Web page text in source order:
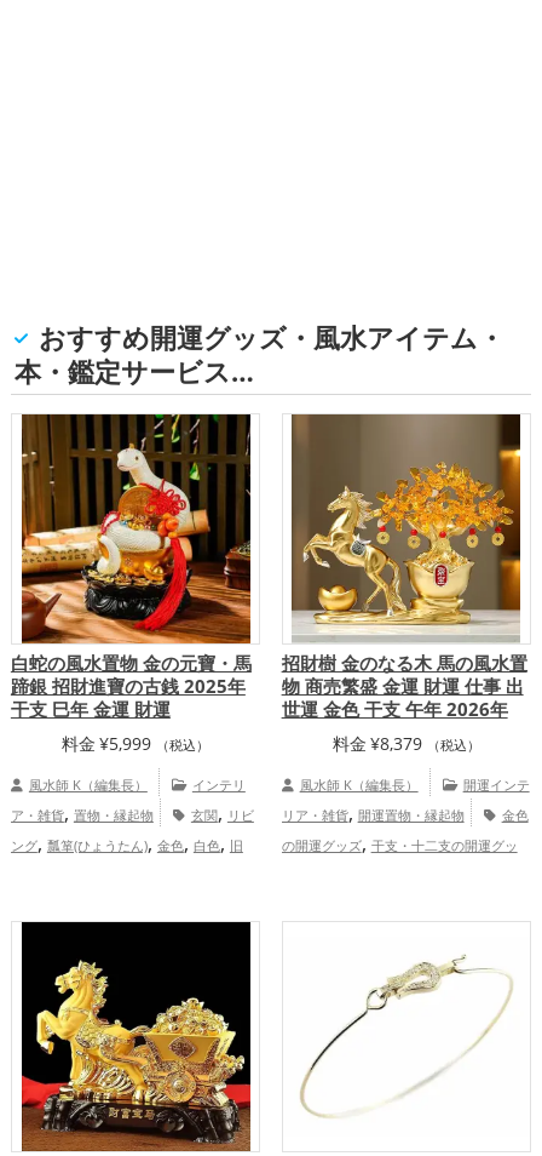
おすすめ開運グッズ・風水アイテム・
本・鑑定サービス…
白蛇の風水置物 金の元寶・馬
蹄銀 招財進寶の古銭 2025年
干支 巳年 金運 財運
料金 ¥5,999 （税込）
風水師 K（編集長）
インテリ
ア・雑貨, 置物・縁起物 玄関, リビ
ング, 瓢箪(ひょうたん), 金色, 白色, 旧
全体運アップ
招財樹 金のなる木 馬の風水置
物 商売繁盛 金運 財運 仕事 出
世運 金色 干支 午年 2026年
料金 ¥8,379 （税込）
風水師 K（編集長）
開運インテ
リア・雑貨, 開運置物・縁起物
金色
の開運グッズ, 干支・十二支の開運グッ